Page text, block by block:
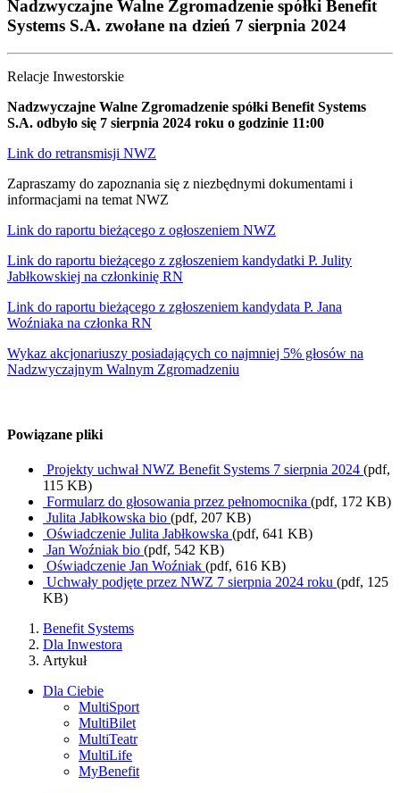
Nadzwyczajne Walne Zgromadzenie spółki Benefit
Systems S.A. zwołane na dzień 7 sierpnia 2024
Relacje Inwestorskie
Nadzwyczajne Walne Zgromadzenie spółki Benefit Systems
S.A. odbyło się 7 sierpnia 2024 roku o godzinie 11:00
Link do retransmisji NWZ
Zapraszamy do zapoznania się z niezbędnymi dokumentami i
informacjami na temat NWZ
Link do raportu bieżącego z ogłoszeniem NWZ
Link do raportu bieżącego z zgłoszeniem kandydatki P. Julity
Jabłkowskiej na członkinię RN
Link do raportu bieżącego z zgłoszeniem kandydata P. Jana
Woźniaka na członka RN
Wykaz akcjonariuszy posiadających co najmniej 5% głosów na
Nadzwyczajnym Walnym Zgromadzeniu
Powiązane pliki
Projekty uchwał NWZ Benefit Systems 7 sierpnia 2024 (pdf,
115 KB)
Formularz do głosowania przez pełnomocnika (pdf, 172 KB)
Julita Jabłkowska bio (pdf, 207 KB)
Oświadczenie Julita Jabłkowska (pdf, 641 KB)
Jan Woźniak bio (pdf, 542 KB)
Oświadczenie Jan Woźniak (pdf, 616 KB)
Uchwały podjęte przez NWZ 7 sierpnia 2024 roku (pdf, 125
KB)
Benefit Systems
Dla Inwestora
Artykuł
Dla Ciebie
MultiSport
MultiBilet
MultiTeatr
MultiLife
MyBenefit